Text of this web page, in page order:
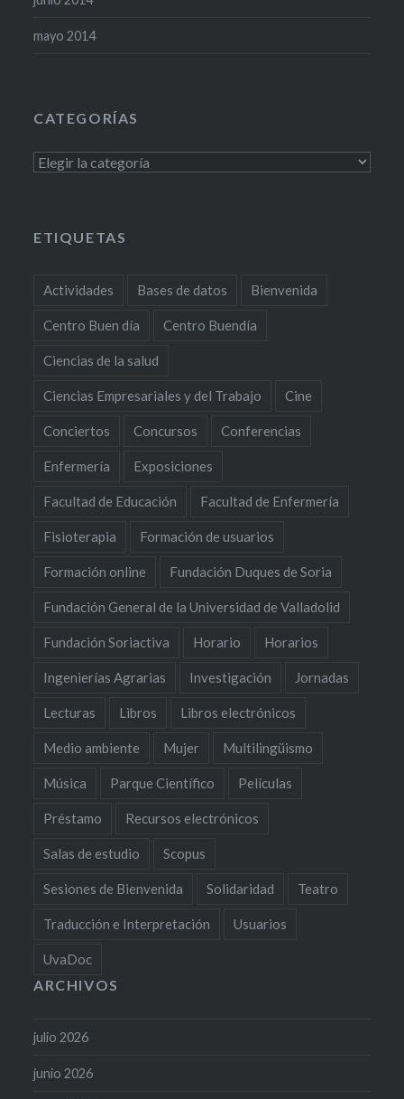
mayo 2014
CATEGORÍAS
Categorías
ETIQUETAS
Actividades Bases de datos Bienvenida
Centro Buen día Centro Buendía
Ciencias de la salud
Ciencias Empresariales y del Trabajo Cine
Conciertos Concursos Conferencias
Enfermería Exposiciones
Facultad de Educación Facultad de Enfermería
Fisioterapia Formación de usuarios
Formación online Fundación Duques de Soria
Fundación General de la Universidad de Valladolid
Fundación Soriactiva Horario Horarios
Ingenierías Agrarias Investigación Jornadas
Lecturas Libros Libros electrónicos
Medio ambiente Mujer Multilingüismo
Música Parque Científico Películas
Préstamo Recursos electrónicos
Salas de estudio Scopus
Sesiones de Bienvenida Solidaridad Teatro
Traducción e Interpretación Usuarios
UvaDoc
ARCHIVOS
julio 2026
junio 2026